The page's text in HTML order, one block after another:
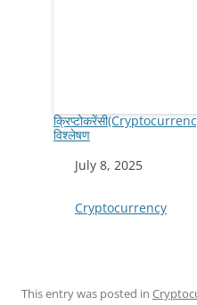
विश्लेषण
Date
July 8, 2025
In relation to
Cryptocurrency
This entry was posted in